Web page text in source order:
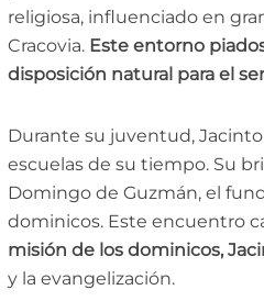
religiosa, influenciado en
Cracovia. Este entorno
disposición natural para el
Durante su juventud,
escuelas de su tiempo. Su
Domingo de Guzmán, el
dominicos. Este encuentro
misión de los dominicos,
y la evangelización.